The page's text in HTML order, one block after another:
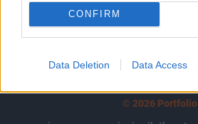
CONFIRM
Data Deletion Data Access
© 2026 Portfolio